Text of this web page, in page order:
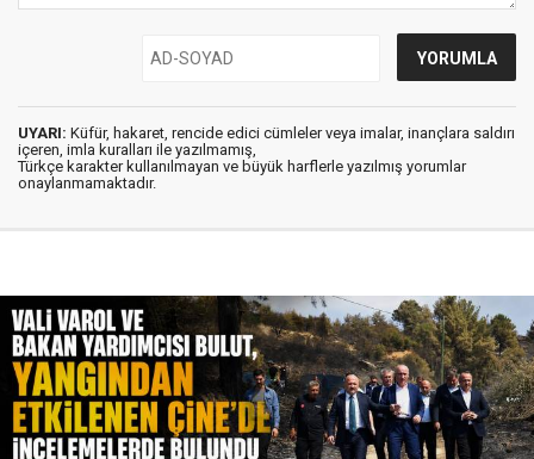
UYARI: Küfür, hakaret, rencide edici cümleler veya imalar, inançlara saldırı
içeren, imla kuralları ile yazılmamış,
Türkçe karakter kullanılmayan ve büyük harflerle yazılmış yorumlar
onaylanmamaktadır.